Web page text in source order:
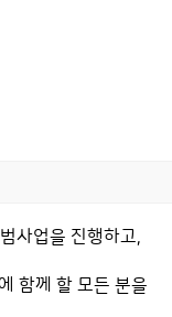
사업을 진행하고,
함께 할 모든 분을